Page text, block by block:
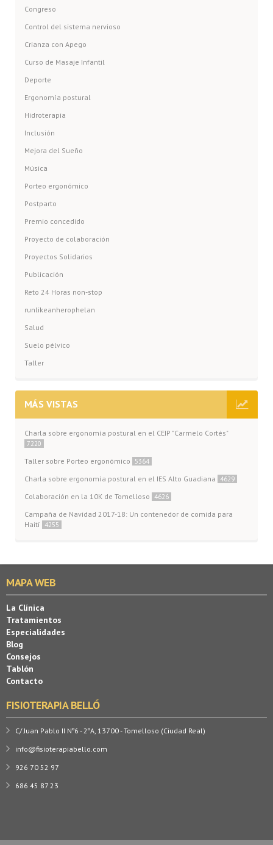
Congreso
Control del sistema nervioso
Crianza con Apego
Curso de Masaje Infantil
Deporte
Ergonomía postural
Hidroterapia
Inclusión
Mejora del Sueño
Música
Porteo ergonómico
Postparto
Premio concedido
Proyecto de colaboración
Proyectos Solidarios
Publicación
Reto 24 Horas non-stop
runlikeanherophelan
Salud
Suelo pélvico
Taller
MÁS VISTAS
Charla sobre ergonomía postural en el CEIP "Carmelo Cortés"
7220
Taller sobre Porteo ergonómico 5364
Charla sobre ergonomía postural en el IES Alto Guadiana 4629
Colaboración en la 10K de Tomelloso 4626
Campaña de Navidad 2017-18: Un contenedor de comida para
Haití
4255
MAPA WEB
La Clínica
Tratamientos
Especialidades
Blog
Consejos
Tablón
Contacto
FISIOTERAPIA BELLÓ
C/ Juan Pablo II Nº6 - 2ºA, 13700 - Tomelloso (Ciudad Real)
info@fisioterapiabello.com
926 70 52 97
686 45 87 23